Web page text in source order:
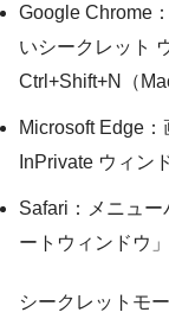
Google Chrome
いシークレット
Ctrl+Shift+N（
Microsoft Edge
InPrivate ウィン
Safari：メニュ
ートウィンドウ
シークレットモ